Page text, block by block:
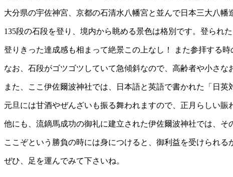
大分県の宇佐神宮、京都の石清水八幡宮と並んで日本三大八
135段の石段を登り、境内から眺める景色は格別です。登られ
登りきった達成感も相まって絶景この上なし！ また参拝する時
なお、石段がゴツゴツしていて急傾斜なので、高齢者や小さ
また、ここ伊佐爾波神社では、日本語と英語で書かれた「日
元旦には甘酒やぜんざいも振る舞われますので、正月らしい賑
他にも、流鏑馬成功の御礼に建立された伊佐爾波神社では、
ここぞという勝負の時には身につけると、御利益を受けられる
ぜひ、足を運んでみて下さいね。